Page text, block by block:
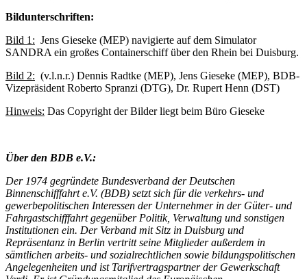
Bildunterschriften:
Bild 1: Jens Gieseke (MEP) navigierte auf dem Simulator
SANDRA ein großes Containerschiff über den Rhein bei Duisburg.
Bild 2: (v.l.n.r.) Dennis Radtke (MEP), Jens Gieseke (MEP), BDB-
Vizepräsident Roberto Spranzi (DTG), Dr. Rupert Henn (DST)
Hinweis: Das Copyright der Bilder liegt beim Büro Gieseke
Über den BDB e.V.:
Der 1974 gegründete Bundesverband der Deutschen
Binnenschifffahrt e.V. (BDB) setzt sich für die verkehrs- und
gewerbepolitischen Interessen der Unternehmer in der Güter- und
Fahrgastschifffahrt gegenüber Politik, Verwaltung und sonstigen
Institutionen ein. Der Verband mit Sitz in Duisburg und
Repräsentanz in Berlin vertritt seine Mitglieder außerdem in
sämtlichen arbeits- und sozialrechtlichen sowie bildungspolitischen
Angelegenheiten und ist Tarifvertragspartner der Gewerkschaft